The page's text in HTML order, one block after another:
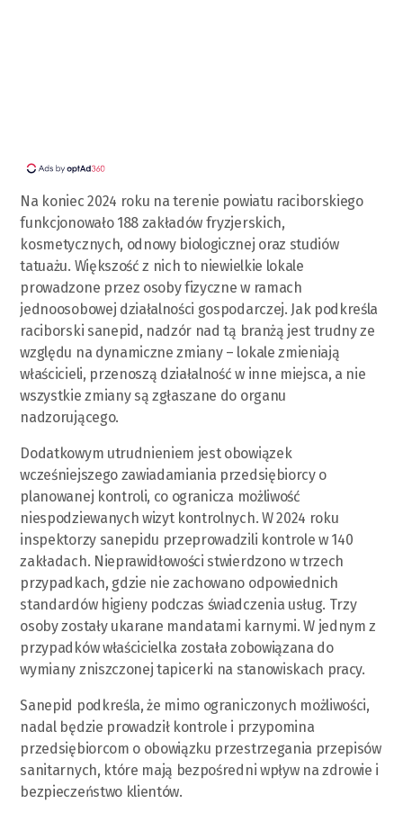
Na koniec 2024 roku na terenie powiatu raciborskiego
funkcjonowało 188 zakładów fryzjerskich,
kosmetycznych, odnowy biologicznej oraz studiów
tatuażu. Większość z nich to niewielkie lokale
prowadzone przez osoby fizyczne w ramach
jednoosobowej działalności gospodarczej. Jak podkreśla
raciborski sanepid, nadzór nad tą branżą jest trudny ze
względu na dynamiczne zmiany – lokale zmieniają
właścicieli, przenoszą działalność w inne miejsca, a nie
wszystkie zmiany są zgłaszane do organu
nadzorującego.
Dodatkowym utrudnieniem jest obowiązek
wcześniejszego zawiadamiania przedsiębiorcy o
planowanej kontroli, co ogranicza możliwość
niespodziewanych wizyt kontrolnych. W 2024 roku
inspektorzy sanepidu przeprowadzili kontrole w 140
zakładach. Nieprawidłowości stwierdzono w trzech
przypadkach, gdzie nie zachowano odpowiednich
standardów higieny podczas świadczenia usług. Trzy
osoby zostały ukarane mandatami karnymi. W jednym z
przypadków właścicielka została zobowiązana do
wymiany zniszczonej tapicerki na stanowiskach pracy.
Sanepid podkreśla, że mimo ograniczonych możliwości,
nadal będzie prowadził kontrole i przypomina
przedsiębiorcom o obowiązku przestrzegania przepisów
sanitarnych, które mają bezpośredni wpływ na zdrowie i
bezpieczeństwo klientów.